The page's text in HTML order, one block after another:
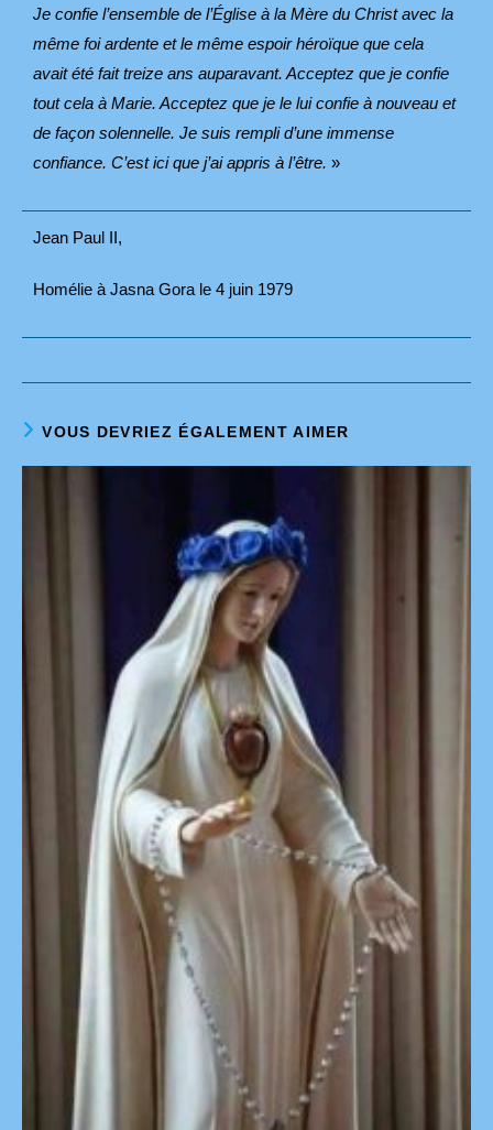
Je confie l’ensemble de l’Église à la Mère du Christ avec la
même foi ardente et le même espoir héroïque que cela
avait été fait treize ans auparavant. Acceptez que je confie
tout cela à Marie. Acceptez que je le lui confie à nouveau et
de façon solennelle. Je suis rempli d’une immense
confiance. C’est ici que j’ai appris à l’être. »
Jean Paul II,
Homélie à Jasna Gora le 4 juin 1979
VOUS DEVRIEZ ÉGALEMENT AIMER